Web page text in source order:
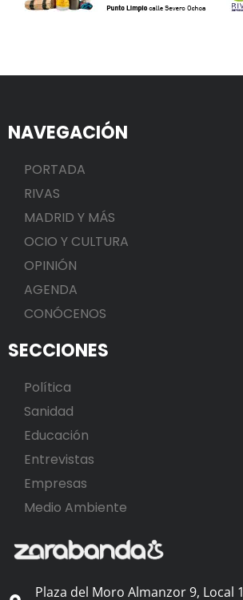
NAVEGACIÓN
PORTADA
RIVAS
MADRID Y MÁS
OCIO Y CULTURA
OPINIÓN
AGENDA
CONÓCENOS
SECCIONES
Política
Sanidad
Educación
Entrevistas
Empresas
Medio Ambiente
Plaza del Moro Almanzor 9, Local 1